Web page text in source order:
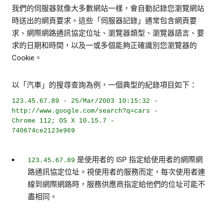
我們的伺服器就像大多數網站一樣，會自動記錄您瀏覽網站
時送出的網頁要求。這些「伺服器記錄」通常包含網頁要
求、網際網路通訊協定位址、瀏覽器類型、瀏覽器語言、要
求的日期和時間，以及一或多個能夠正確識別您瀏覽器的
Cookie。
以「汽車」的搜尋查詢為例，一個典型的紀錄項目如下：
123.45.67.89 - 25/Mar/2003 10:15:32 -
http://www.google.com/search?q=cars -
Chrome 112; OS X 10.15.7 -
740674ce2123e969
123.45.67.89 是使用者的 ISP 指定給使用者的網際網
路通訊協定位址。視使用者的服務而定，每次使用者連
線到網際網路時，服務供應商指定給他們的位址可能不
盡相同。